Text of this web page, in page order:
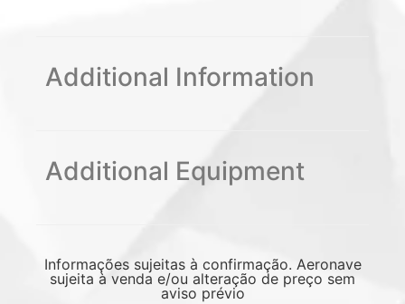
Additional Information
Additional Equipment
Informações sujeitas à confirmação. Aeronave
sujeita à venda e/ou alteração de preço sem
aviso prévio